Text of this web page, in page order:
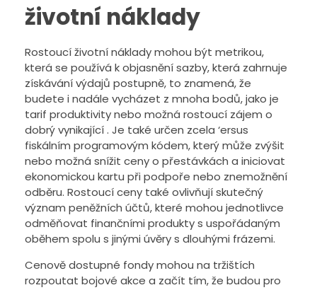
životní náklady
Rostoucí životní náklady mohou být metrikou,
která se používá k objasnění sazby, která zahrnuje
získávání výdajů postupně, to znamená, že
budete i nadále vycházet z mnoha bodů, jako je
tarif produktivity nebo možná rostoucí zájem o
dobrý vynikající . Je také určen zcela ‘ersus
fiskálním programovým kódem, který může zvýšit
nebo možná snížit ceny o přestávkách a iniciovat
ekonomickou kartu při podpoře nebo znemožnění
odběru. Rostoucí ceny také ovlivňují skutečný
význam peněžních účtů, které mohou jednotlivce
odměňovat finančními produkty s uspořádaným
oběhem spolu s jinými úvěry s dlouhými frázemi.
Cenově dostupné fondy mohou na tržištích
rozpoutat bojové akce a začít tím, že budou pro